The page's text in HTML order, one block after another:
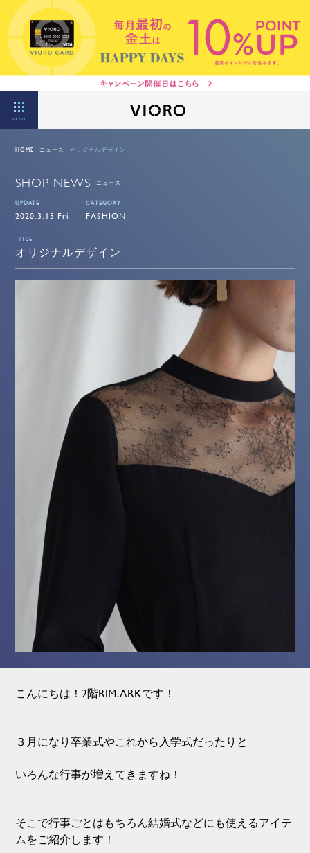
MENU
HOME ニュース オリジナルデザイン
SHOP NEWS ニュース
UPDATE
2020.3.13 Fri
CATEGORY
FASHION
TITLE
オリジナルデザイン
こんにちは！2階RIM.ARKです！
３月になり卒業式やこれから入学式だったりと
いろんな行事が増えてきますね！
そこで行事ごとはもちろん結婚式などにも使えるアイテ
ムをご紹介します！